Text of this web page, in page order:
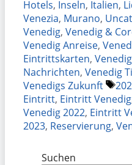
Hotels, Inseln, Italien,
Venezia, Murano,
Venedig, Venedig &
Venedig Anreise,
Eintrittskarten, Venedig
Nachrichten, Venedig
Venedigs Zukunft
Eintritt, Eintritt Venedig
Venedig 2022, Eintritt
2023, Reservierung,
Suchen